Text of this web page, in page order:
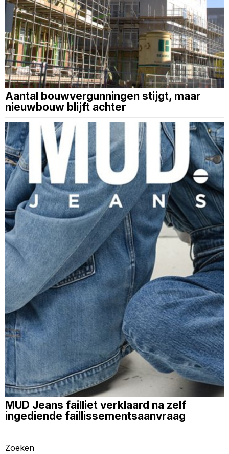
Aantal bouwvergunningen stijgt, maar
nieuwbouw blijft achter
MUD Jeans failliet verklaard na zelf
ingediende faillissementsaanvraag
Zoeken